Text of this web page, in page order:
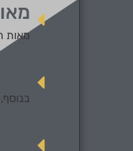
מאות